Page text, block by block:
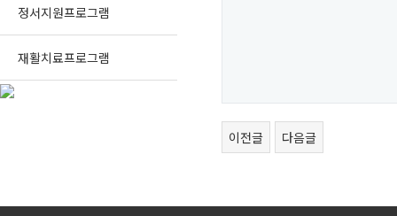
정서지원프로그램
재활치료프로그램
이전글 다음글